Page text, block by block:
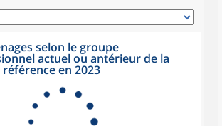
selon le groupe
actuel ou antérieur de la
en 2023